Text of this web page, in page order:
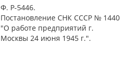
Ф. Р-5446.
Постановление СНК СССР № 1440
"О работе предприятий г.
Москвы 24 июня 1945 г.".